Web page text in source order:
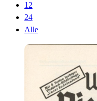
12
24
Alle